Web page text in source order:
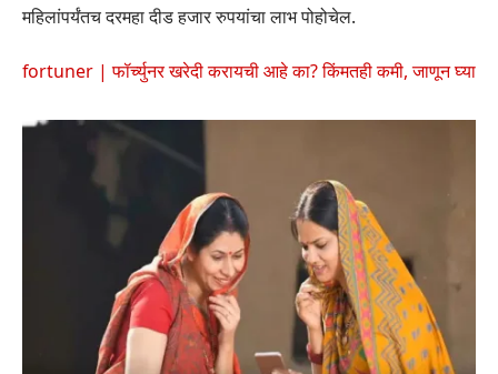
महिलांपर्यंतच दरमहा दीड हजार रुपयांचा लाभ पोहोचेल.
fortuner | फॉर्च्युनर खरेदी करायची आहे का? किंमतही कमी, जाणून घ्या